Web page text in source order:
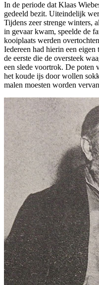
In de periode dat Klaas
gedeeld bezit. Uiteindelijk
Tijdens zeer strenge winters,
in gevaar kwam, speelde de
kooiplaats werden
Iedereen had hierin een
de eerste die de oversteek
een slede voortrok. De poten
het koude ijs door wollen
malen moesten worden